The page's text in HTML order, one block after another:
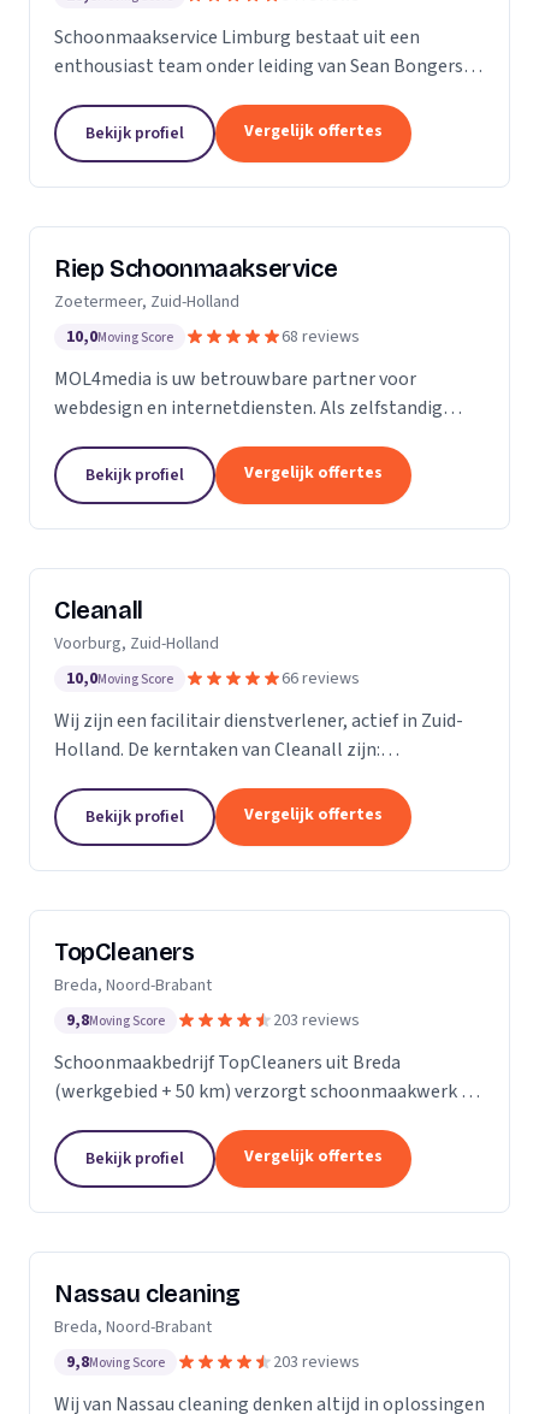
Schoonmaakservice Limburg bestaat uit een
enthousiast team onder leiding van Sean Bongers,
een aantal jaren in de schoonmaakbranche
werkzaam te...
Bekijk profiel Vergelijk offertes
Riep Schoonmaakservice
Zoetermeer, Zuid-Holland
10,0Moving Score 68 reviews
MOL4media is uw betrouwbare partner voor
webdesign en internetdiensten. Als zelfstandig
Content Management Systeem Joomla, zet ik, Ton
van der Helm,...
Bekijk profiel Vergelijk offertes
Cleanall
Voorburg, Zuid-Holland
10,0Moving Score 66 reviews
Wij zijn een facilitair dienstverlener, actief in Zuid-
Holland. De kerntaken van Cleanall zijn:
wij aanbieden in particulieren en zakelijke
omgevingen....
Bekijk profiel Vergelijk offertes
TopCleaners
Breda, Noord-Brabant
9,8Moving Score 203 reviews
Schoonmaakbedrijf TopCleaners uit Breda
(werkgebied + 50 km) verzorgt schoonmaakwerk bij
enthousiaste en vak geschoolde schoonmakers. Wij
leveren...
Bekijk profiel Vergelijk offertes
Nassau cleaning
Breda, Noord-Brabant
9,8Moving Score 203 reviews
Wij van Nassau cleaning denken altijd in oplossingen